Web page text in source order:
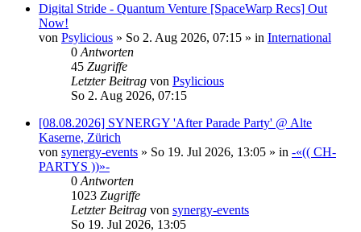
Digital Stride - Quantum Venture [SpaceWarp Recs] Out
Now!
von Psylicious » So 2. Aug 2026, 07:15 » in International
0 Antworten
45 Zugriffe
Letzter Beitrag von Psylicious
So 2. Aug 2026, 07:15
[08.08.2026] SYNERGY 'After Parade Party' @ Alte
Kaserne, Zürich
von synergy-events » So 19. Jul 2026, 13:05 » in -«(( CH-
PARTYS ))»-
0 Antworten
1023 Zugriffe
Letzter Beitrag von synergy-events
So 19. Jul 2026, 13:05